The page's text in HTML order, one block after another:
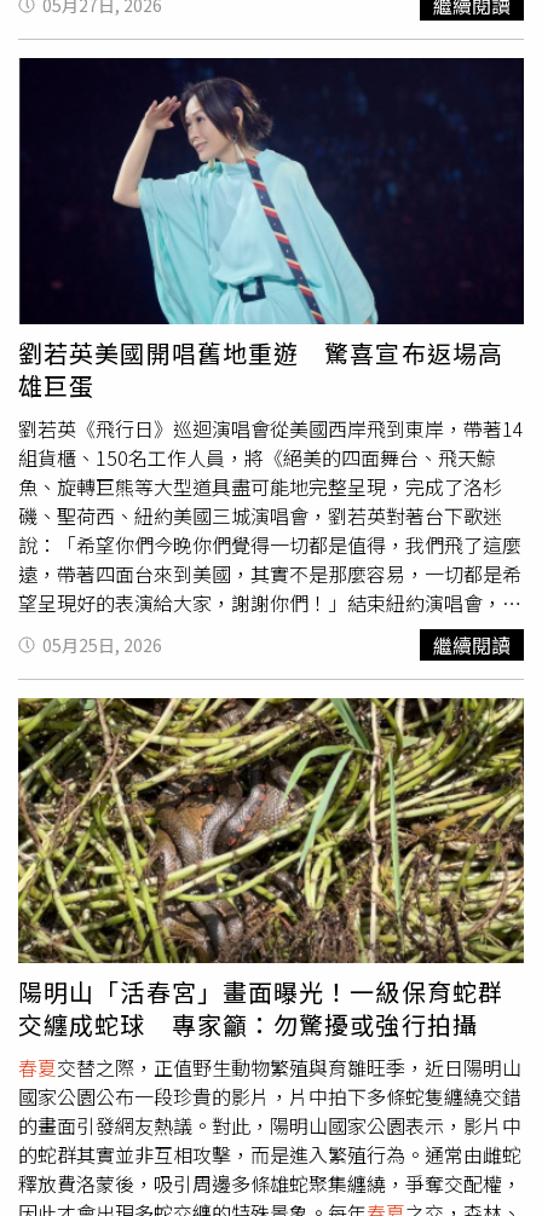
熱血變成高調穿搭宣言。2026
系列以「足球熱」為主
題，大膽加入鮮黃色、草地綠等高彩度配色，光視覺就已經
先贏一半。（圖／品牌提供）最有趣的是，BAPE®這次還把
「仿冒文化」變成設計靈感，透過手繪感印花、未修飾圖騰
與街頭塗鴉元素，重新詮釋球迷文化的狂熱與叛逆。運動單
品混搭街頭剪裁，不只保留足球元素，更把年輕世代那種
「我穿什麼就是態度」的潮流精神完整放大。（圖／品牌提
神祕芍藥，特別用玫瑰花瓣精油揉合馬達加斯加天竺葵的青
翠綠意，直接打破以往花香容易流於庸俗的粉感；剛接觸到
肌膚，是西西里島蜜橘精萃帶出明亮清晨的第一道暖陽，中
調的芍藥諧香隨之舒展，最後交棒給細膩的白麝香溫柔收
尾，宛如剛沐浴完、充滿溫度的純淨餘韻，非常適合追求優
雅低調的香迷。歐瓏無欲裸芍淡香精30ml／2,900元、
100ml／5,800元（圖／吳雅鈴攝）MONTBLANC萬寶龍這
次真的把地中海的陽光給裝進瓶子裡了！大師傑作全新第六
篇章《Neroli Letters詩語橙花淡香精》完全顛覆柑橘調不
持久的刻板印象，剛噴出來是卡拉布里亞佛手柑那種剛剝開
果皮的鮮活微苦，隨之而來的埃及橙花在空氣中優雅舒展，
後調的廣藿香與龍涎香更是神來之筆，直接把香氣帶往沉穩
內斂的深度；整支香水就像一個穿著細亞麻白襯衫、漫步在
南義海岸的優雅旅人，低調卻自帶強大氣場。玻璃瓶身還偷
偷致敬了經典墨水瓶與鋼筆夾設計，連外盒都是頂級皮革壓
紋，細緻觸感簡直是神級收藏品。MONTBLANC大師傑作詩
語橙花淡香精125ml／6,000元（圖／品牌提供）如果上面
兩支是優雅文青的代表，那Tory Burch的「玩轉之境淡香
水」就是活潑叛逆的性感代名詞！這次品牌特別找來國際超
模Kendall Jenner共同演繹，換上了更璀璨輕盈的光感能量
~克萊蒙橙的亮眼開場伴隨多汁蜜桃，迅速被嬌豔玫瑰與恬
雅桂花的馥郁花香給包裹，像極了外表看似活潑張揚、轉身
卻藏著細膩心思的寶藏女孩，最讓人著迷的關鍵在於尾韻的
溫潤皮革，揉合了岩蘭草與琥珀木質調，在皮膚上留下一種
不按牌理出牌的迷人痕跡，是讓人不自覺想一直靠近的神祕
存在。Tory Burch玩轉之境淡香水10ml／1,100元、30ml／
2,400元、90ml／4,250元（圖／品牌提供）
05月27日, 2026
劉若英美國開唱舊地重遊 驚喜宣布返場高
雄巨蛋
劉若英《飛行日》巡迴演唱會從美國西岸飛到東岸，帶著14
組貨櫃、150名工作人員，將《絕美的四面舞台、飛天鯨
魚、旋轉巨熊等大型道具盡可能地完整呈現，完成了洛杉
磯、聖荷西、紐約美國三城演唱會，劉若英對著台下歌迷
說：「希望你們今晚你們覺得一切都是值得，我們飛了這麼
遠，帶著四面台來到美國，其實不是那麼容易，一切都是希
望呈現好的表演給大家，謝謝你們！」結束紐約演唱會，在
歌迷千呼萬喚下，相信音樂也驚喜透露睽違三年《飛行日》
演唱會，將在9月正式返場高雄巨蛋。除了帶豪華的四面台
前來，劉若英也準備了多首歌曲和歌迷回味青春，〈當愛在
靠近〉、〈很愛很愛你〉、〈後來〉、〈成全〉引領全場大
合唱，其中一首〈決定〉也有劉若英的故事，她說：「〈決
定〉是電影《少女小漁》的主題曲，我的第一部電影，拍攝
地就在紐約，可說是舊地重遊，很多事情都歷歷在目。」這
次來到紐約，劉若英走走看看，先到時代廣場看自己演唱會
的巨幅LED看板廣告、提前去演唱會演出場地紐約Barclay
Center觀賞New York Liberty和Golden State Valkyries女籃
賽事，為了對抗時差，她維持運動，在城市慢跑，就為了能
在演出上保持最佳狀態。劉若英宣布演唱會返場高雄巨蛋。
（圖／相信音樂提供）在紐約期間，劉若英歷經了猶如春夏
秋冬的氣溫變化，迎來最高35度高溫，當地人說這可是十年
以來五月的最高溫，晚上也經歷最低11度低溫，一夜上下懸
殊20度堪稱三溫暖，劉若英感謝所有冒雨前來赴約的歌迷，
「外頭下著雨，場內卻像陽光普照一樣暖暖的，謝謝今晚每
一個來到現場的人，也謝謝那些一路陪著我們唱歌的人。」
05月25日, 2026 繼續閱讀
陽明山「活春宮」畫面曝光！一級保育蛇群
交纏成蛇球 專家籲：勿驚擾或強行拍攝
春夏交替之際，正值野生動物繁殖與育雛旺季，近日陽明山
國家公園公布一段珍貴的影片，片中拍下多條蛇隻纏繞交錯
的畫面引發網友熱議。對此，陽明山國家公園表示，影片中
的蛇群其實並非互相攻擊，而是進入繁殖行為。通常由雌蛇
釋放費洛蒙後，吸引周邊多條雄蛇聚集纏繞，爭奪交配權，